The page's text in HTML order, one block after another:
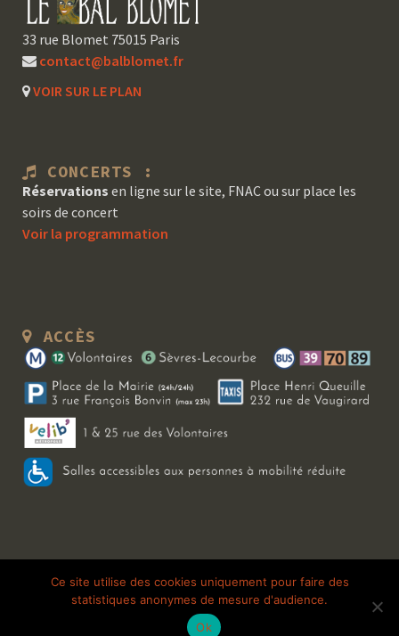
33 rue Blomet 75015 Paris
contact@balblomet.fr
VOIR SUR LE PLAN
CONCERTS :
Réservations en ligne sur le site, FNAC ou sur place les
soirs de concert
Voir la programmation
ACCÈS
Copyright 2026 Le Bal Blomet | Tous droits réservés | Mentions légales
Galerie photo
Ce site utilise des cookies uniquement pour faire des
statistiques anonymes de mesure d'audience.
Ok